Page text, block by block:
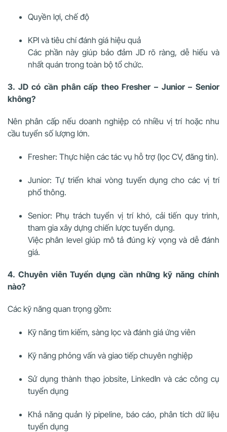
Quyền lợi, chế độ
KPI và tiêu chí đánh giá hiệu quả
Các phần này giúp bảo đảm JD rõ ràng, dễ hiểu và
nhất quán trong toàn bộ tổ chức.
3. JD có cần phân cấp theo Fresher – Junior – Senior
không?
Nên phân cấp nếu doanh nghiệp có nhiều vị trí hoặc nhu
cầu tuyển số lượng lớn.
Fresher: Thực hiện các tác vụ hỗ trợ (lọc CV, đăng tin).
Junior: Tự triển khai vòng tuyển dụng cho các vị trí
phổ thông.
Senior: Phụ trách tuyển vị trí khó, cải tiến quy trình,
tham gia xây dựng chiến lược tuyển dụng.
Việc phân level giúp mô tả đúng kỳ vọng và dễ đánh
giá.
4. Chuyên viên Tuyển dụng cần những kỹ năng chính
nào?
Các kỹ năng quan trọng gồm:
Kỹ năng tìm kiếm, sàng lọc và đánh giá ứng viên
Kỹ năng phỏng vấn và giao tiếp chuyên nghiệp
Sử dụng thành thạo jobsite, LinkedIn và các công cụ
tuyển dụng
Khả năng quản lý pipeline, báo cáo, phân tích dữ liệu
tuyển dụng